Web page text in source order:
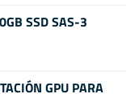
SSD SAS-3
GPU PARA